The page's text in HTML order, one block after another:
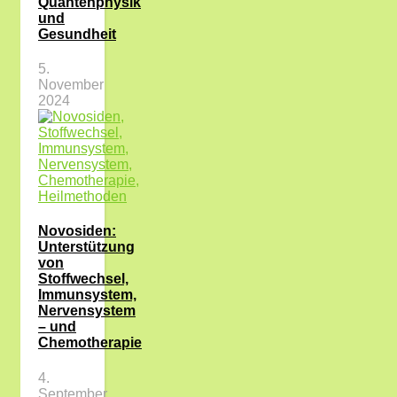
und
Gesundheit
5.
November
2024
Novosiden:
Unterstützung
von
Stoffwechsel,
Immunsystem,
Nervensystem
– und
Chemotherapie
4.
September